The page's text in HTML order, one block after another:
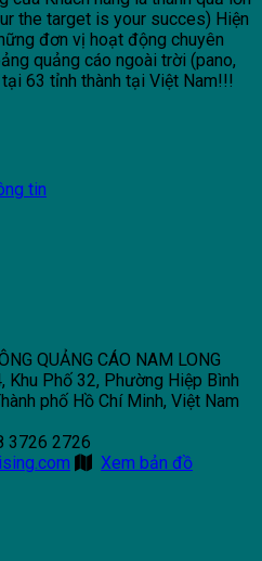
the target is your succes) Hiện
đơn vị hoạt động chuyên
quảng cáo ngoài trời (pano,
63 tỉnh thành tại Việt Nam!!!
tin
QUẢNG CÁO NAM LONG
Phố 32, Phường Hiệp Bình
phố Hồ Chí Minh, Việt Nam
3726 2726
Xem bản đồ